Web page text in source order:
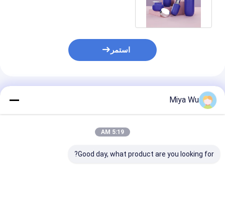
استمر
المنتجات الموصى بها
Miya Wu
5:19 AM
Good day, what product are you looking for?